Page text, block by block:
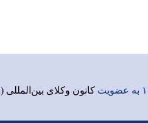
کانون وکلای بین‌المللی (IBA)